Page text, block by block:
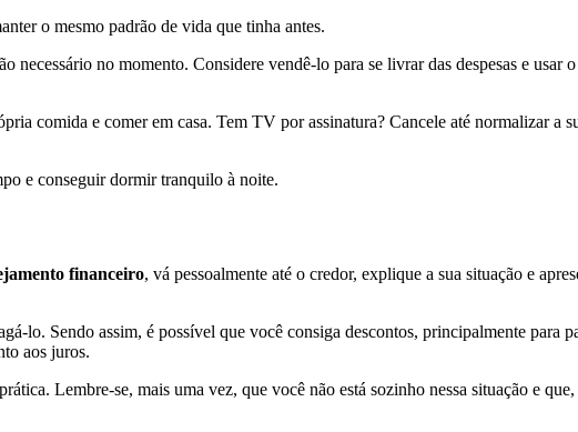
o mesmo padrão de vida que tinha antes.
necessário no momento. Considere vendê-lo para se livrar das despesas e usar
comida e comer em casa. Tem TV por assinatura? Cancele até normalizar a
e conseguir dormir tranquilo à noite.
financeiro, vá pessoalmente até o credor, explique a sua situação e
lo. Sendo assim, é possível que você consiga descontos, principalmente para
aos juros.
Lembre-se, mais uma vez, que você não está sozinho nessa situação e